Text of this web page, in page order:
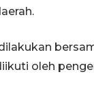
oleh